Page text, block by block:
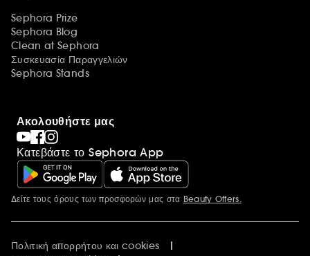
Sephora Prize
Sephora Blog
Clean at Sephora
Συσκευασία Παραγγελιών
Sephora Stands
Ακολουθήστε μας
Κατεβάστε το Sephora App
Περισσότερες πληροφορίες
Δείτε τους όρους των προσφορών μας στα Beauty Offers.
Πολιτική απορρήτου και cookies